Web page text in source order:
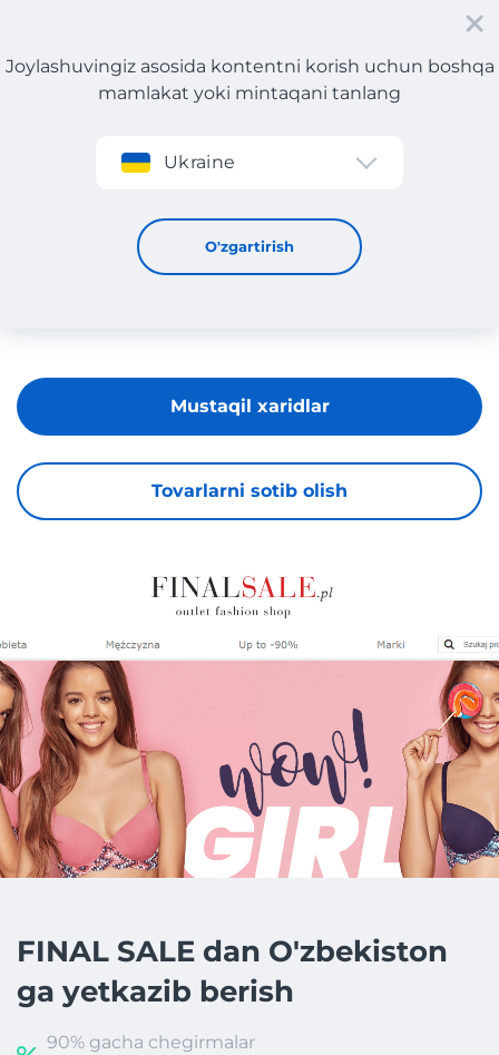
Roʻyxatdan oʻtish
Joylashuvingiz asosida kontentni korish uchun boshqa
mamlakat yoki mintaqani tanlang
Ukraine
O'zgartirish
FINAL SALE
Tovarlarni sotib olish
Mustaqil xaridlar
FINAL SALE dan O'zbekiston
ga yetkazib berish
90% gacha chegirmalar